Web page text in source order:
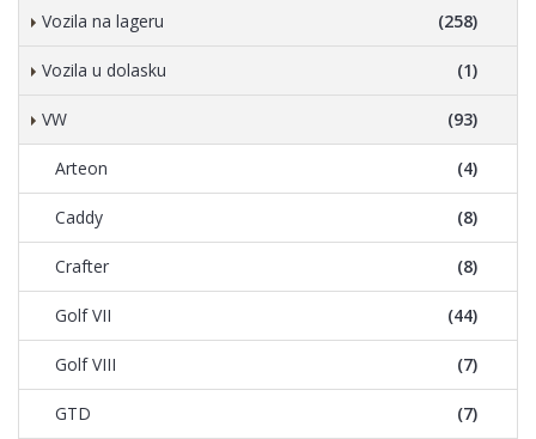
Vozila na lageru (258)
Vozila u dolasku (1)
VW (93)
Arteon (4)
Caddy (8)
Crafter (8)
Golf VII (44)
Golf VIII (7)
GTD (7)